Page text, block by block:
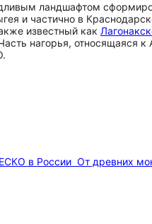
ландшафтом
и частично в
известный как
нагорья, относящаяся
в России От древних